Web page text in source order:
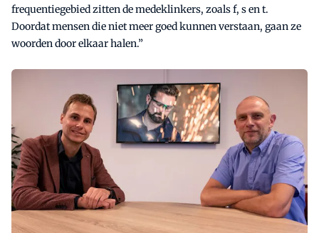
frequentiegebied zitten de medeklinkers, zoals f, s en t.
Doordat mensen die niet meer goed kunnen verstaan, gaan ze
woorden door elkaar halen.”